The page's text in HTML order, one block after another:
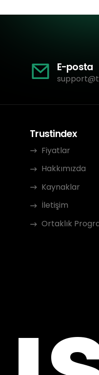
E-posta
Trustindex
Fiyatlar
Hakkımızda
Kaynaklar
İletişim
Ortaklık